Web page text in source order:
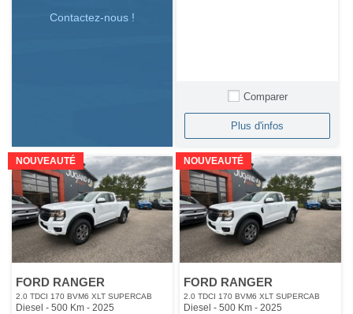
Contactez-nous !
Comparer
Plus d'infos
NOUVEAUTÉ
FORD RANGER
2.0 TDCI 170 BVM6 XLT SUPERCAB
Diesel - 500 Km - 2025
NOUVEAUTÉ
FORD RANGER
2.0 TDCI 170 BVM6 XLT SUPERCAB
Diesel - 500 Km- 2025